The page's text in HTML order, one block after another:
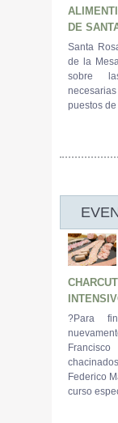
DE
Santa
de la
sobre
puestos
?Para
Federico
curso